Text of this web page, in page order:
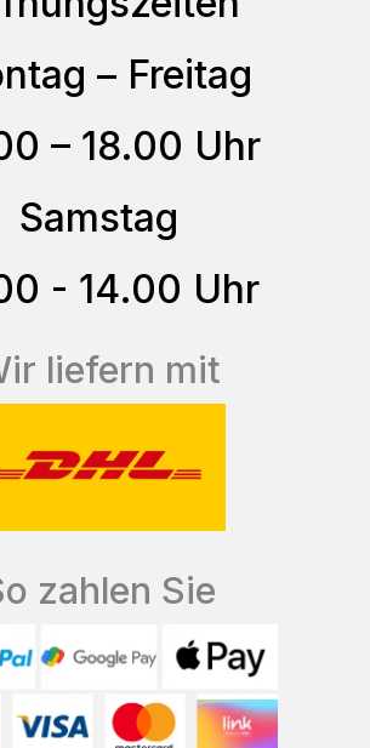
Die
können
auf
der
Produktseite
werden
– Freitag
– 18.00 Uhr
Samstag
- 14.00 Uhr
liefern mit
zahlen Sie